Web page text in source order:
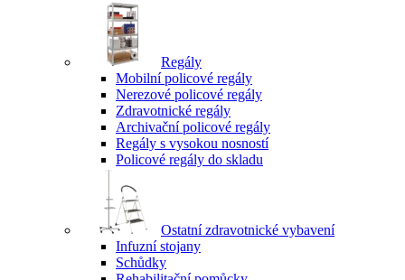
Regály
Mobilní policové regály
Nerezové policové regály
Zdravotnické regály
Archivační policové regály
Regály s vysokou nosností
Policové regály do skladu
Ostatní zdravotnické vybavení
Infuzní stojany
Schůdky